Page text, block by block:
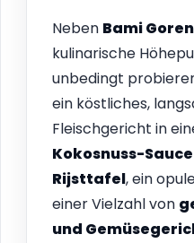
Neben Bami
kulinarische
unbedingt
ein köstliches,
Fleischgericht in
Kokosnuss-Sauce
Rijsttafel, ein
einer Vielzahl von
und